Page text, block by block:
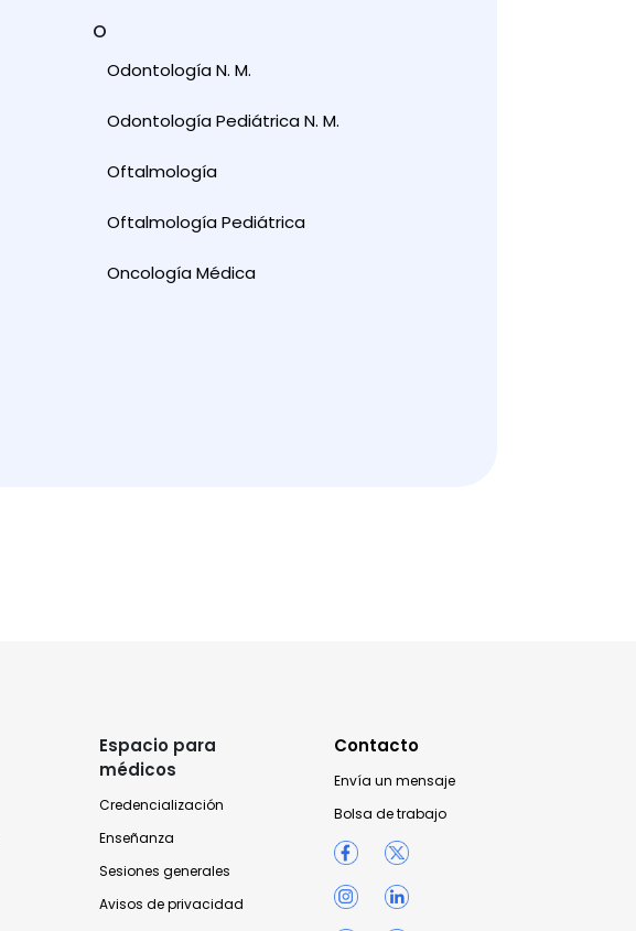
O
Odontología N. M.
Odontología Pediátrica N. M.
Oftalmología
Oftalmología Pediátrica
Oncología Médica
Espacio para
médicos
Credencialización
Enseñanza
Sesiones generales
Avisos de privacidad
Contacto
Envía un mensaje
Bolsa de trabajo